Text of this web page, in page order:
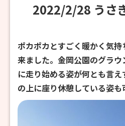
2022/2/28 うさ
ポカポカとすごく暖かく気
来ました。金岡公園のグラ
に走り始める姿が何とも言
の上に座り休憩している姿も